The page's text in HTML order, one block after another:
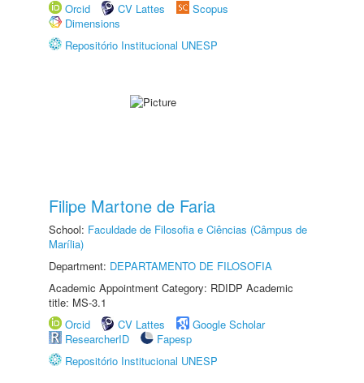
Orcid
CV Lattes
Scopus
Dimensions
Repositório Institucional UNESP
Filipe Martone de Faria
School: Faculdade de Filosofia e Ciências (Câmpus de
Marília)
Department: DEPARTAMENTO DE FILOSOFIA
Academic Appointment Category: RDIDP Academic
title: MS-3.1
Orcid
CV Lattes
Google Scholar
ResearcherID
Fapesp
Repositório Institucional UNESP